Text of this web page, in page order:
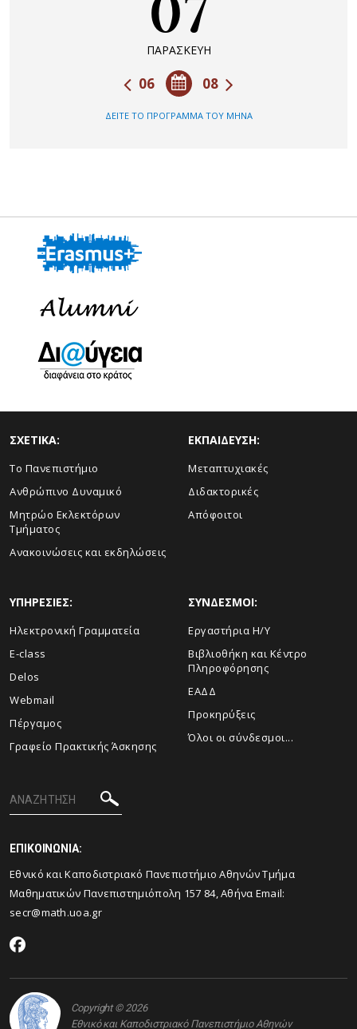
07
ΠΑΡΑΣΚΕΥΗ
08
06
ΔΕΙΤΕ ΤΟ ΠΡΟΓΡΑΜΜΑ ΤΟΥ ΜΗΝΑ
ΣΧΕΤΙΚΑ:
Το Πανεπιστήμιο
Ανθρώπινο Δυναμικό
Μητρώο Εκλεκτόρων
Τμήματος
Ανακοινώσεις και εκδηλώσεις
ΕΚΠΑΙΔΕΥΣΗ:
Μεταπτυχιακές
Διδακτορικές
Απόφοιτοι
ΥΠΗΡΕΣΙΕΣ:
Ηλεκτρονική Γραμματεία
E-class
Delos
Webmail
Πέργαμος
Γραφείο Πρακτικής Άσκησης
ΣΥΝΔΕΣΜΟΙ:
Εργαστήρια Η/Υ
Βιβλιοθήκη και Κέντρο
Πληροφόρησης
ΕΑΔΔ
Προκηρύξεις
Όλοι οι σύνδεσμοι...
ΕΠΙΚΟΙΝΩΝΙΑ:
Εθνικό και Καποδιστριακό Πανεπιστήμιο Αθηνών Τμήμα
Μαθηματικών Πανεπιστημιόπολη 157 84, Αθήνα Email:
secr@math.uoa.gr
Copyright © 2026
Εθνικό και Καποδιστριακό Πανεπιστήμιο Αθηνών